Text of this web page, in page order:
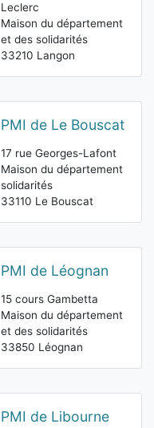
Leclerc
Maison du département
et des solidarités
33210 Langon
PMI de Le Bouscat
17 rue Georges-Lafont
Maison du département
solidarités
33110 Le Bouscat
PMI de Léognan
15 cours Gambetta
Maison du département
et des solidarités
33850 Léognan
PMI de Libourne